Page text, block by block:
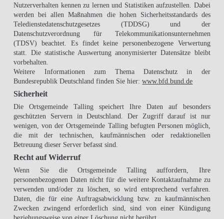
Nutzerverhalten kennen zu lernen und Statistiken aufzustellen. Dabei
werden bei allen Maßnahmen die hohen Sicherheitsstandards des
Teledienstedatenschutzgesetzes (TDDSG) und der
Datenschutzverordnung für Telekommunikationsunternehmen
(TDSV) beachtet. Es findet keine personenbezogene Verwertung
statt. Die statistische Auswertung anonymisierter Datensätze bleibt
vorbehalten.
Weitere Informationen zum Thema Datenschutz in der
Bundesrepublik Deutschland finden Sie hier:www.bfd.bund.de
Sicherheit
Die Ortsgemeinde Talling speichert Ihre Daten auf besonders
geschützten Servern in Deutschland. Der Zugriff darauf ist nur
wenigen, von der Ortsgemeinde Talling befugten Personen möglich,
die mit der technischen, kaufmännischen oder redaktionellen
Betreuung dieser Server befasst sind.
Recht auf Widerruf
Wenn Sie die Ortsgemeinde Talling auffordern, Ihre
personenbezogenen Daten nicht für die weitere Kontaktaufnahme zu
verwenden und/oder zu löschen, so wird entsprechend verfahren.
Daten, die für eine Auftragsabwicklung bzw. zu kaufmännischen
Zwecken zwingend erforderlich sind, sind von einer Kündigung